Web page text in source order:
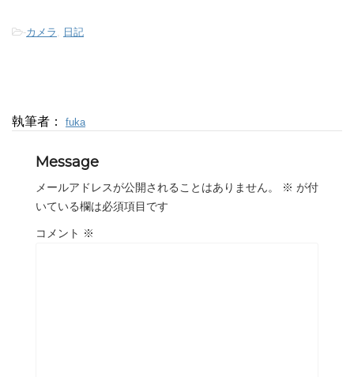
-カメラ , 日記
執筆者： fuka
Message
メールアドレスが公開されることはありません。 ※ が付
いている欄は必須項目です
コメント ※